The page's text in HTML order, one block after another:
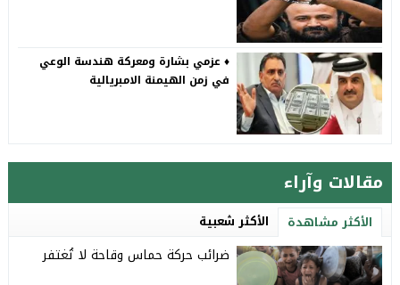
♦️ عزمي بشارة ومعركة هندسة الوعي
في زمن الهيمنة الامبريالية
مقالات وآراء
الأكثر مشاهدة الأكثر شعبية
ضرائب حركة حماس وقاحة لا تُغتفر